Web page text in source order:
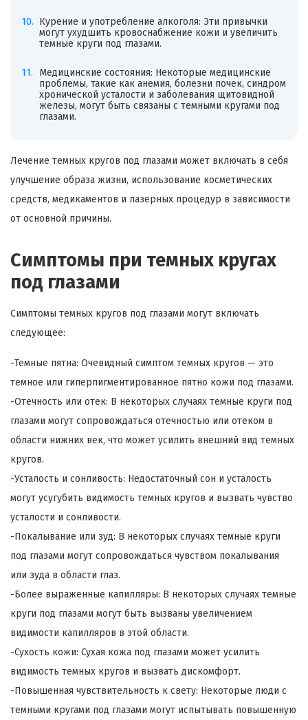
Курение и употребление алкоголя: Эти привычки
могут ухудшить кровоснабжение кожи и увеличить
темные круги под глазами.
Медицинские состояния: Некоторые медицинские
проблемы, такие как анемия, болезни почек, синдром
хронической усталости и заболевания щитовидной
железы, могут быть связаны с темными кругами под
глазами.
Лечение темных кругов под глазами может включать в себя
улучшение образа жизни, использование косметических
средств, медикаментов и лазерных процедур в зависимости
от основной причины.
Симптомы при темных кругах
под глазами
Симптомы темных кругов под глазами могут включать
следующее:
-Темные пятна: Очевидный симптом темных кругов — это
темное или гиперпигментированное пятно кожи под глазами.
-Отечность или отек: В некоторых случаях темные круги под
глазами могут сопровождаться отечностью или отеком в
области нижних век, что может усилить внешний вид темных
кругов.
-Усталость и сонливость: Недостаточный сон и усталость
могут усугубить видимость темных кругов и вызвать чувство
усталости и сонливости.
-Покалывание или зуд: В некоторых случаях темные круги
под глазами могут сопровождаться чувством покалывания
или зуда в области глаз.
-Более выраженные капилляры: В некоторых случаях темные
круги под глазами могут быть вызваны увеличением
видимости капилляров в этой области.
-Сухость кожи: Сухая кожа под глазами может усилить
видимость темных кругов и вызвать дискомфорт.
-Повышенная чувствительность к свету: Некоторые люди с
темными кругами под глазами могут испытывать повышенную